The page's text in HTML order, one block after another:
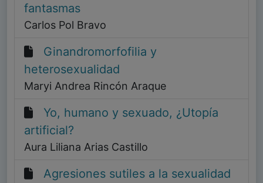
fantasmas
Carlos Pol Bravo
Ginandromorfofilia y
heterosexualidad
Maryi Andrea Rincón Araque
Yo, humano y sexuado, ¿Utopía
artificial?
Aura Liliana Arias Castillo
Agresiones sutiles a la sexualidad